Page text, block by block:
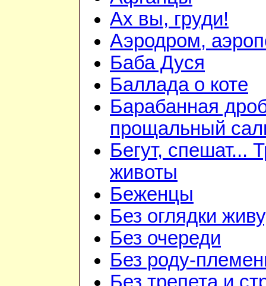
Ах вы, груди!
Аэродром,
Баба Дуся
Баллада о коте
Барабанная
прощальный
Бегут, спешат...
животы
Беженцы
Без оглядки
Без очереди
Без роду-